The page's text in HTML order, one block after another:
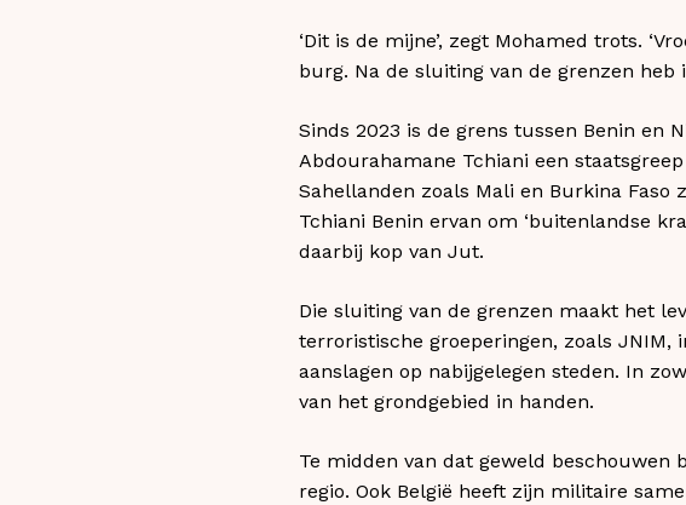
‘Dit is de mijne’, zegt Mohamed trots.
burg. Na de sluiting van de grenzen heb
Sinds 2023 is de grens tussen Benin en
Abdourahamane Tchiani een
Sahellanden zoals Mali en Burkina
Tchiani Benin ervan om ‘buitenlandse
daarbij kop van Jut.
Die sluiting van de grenzen maakt het
terroristische groeperingen, zoals JNIM,
aanslagen op nabijgelegen steden. In
van het grondgebied in handen.
Te midden van dat geweld beschouwen
regio. Ook België heeft zijn militaire